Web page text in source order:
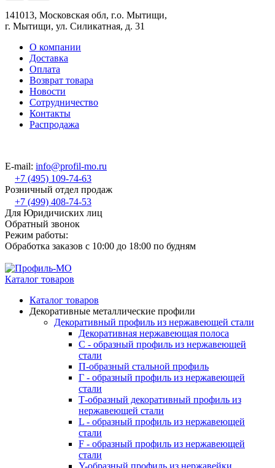
141013, Московская обл, г.о. Мытищи,
г. Мытищи, ул. Силикатная, д. 31
О компании
Доставка
Оплата
Возврат товара
Новости
Сотрудничество
Контакты
Распродажа
E-mail: info@profil-mo.ru
+7 (495) 109-74-63
Розничный отдел продаж
+7 (499) 408-74-53
Для Юридичиских лиц
Обратный звонок
Режим работы:
Обработка заказов с 10:00 до 18:00 по будням
Каталог товаров
Каталог товаров
Декоративные металлические профили
Декоративный профиль из нержавеющей стали
Декоративная нержавеющая полоса
С - образный профиль из нержавеющей
стали
П-образный стальной профиль
Г - образный профиль из нержавеющей
стали
Т-образный декоративный профиль из
нержавеющей стали
L - образный профиль из нержавеющей
стали
F - образный профиль из нержавеющей
стали
Y-образный профиль из нержавейки